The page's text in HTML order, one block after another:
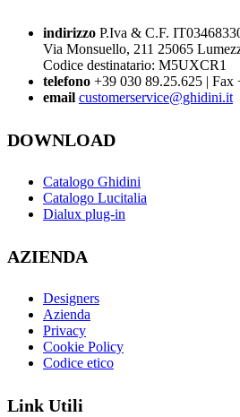
indirizzo P.Iva & C.F.
Via Monsuello, 211 25065
Codice destinatario: M5UXCR1
telefono +39 030 89.25.625 | Fax
email customerservice@ghidini.it
DOWNLOAD
Catalogo Ghidini
Catalogo Lucitalia
Dialux plug-in
AZIENDA
Designers
Azienda
Privacy
Cookie Policy
Codice etico
Link Utili